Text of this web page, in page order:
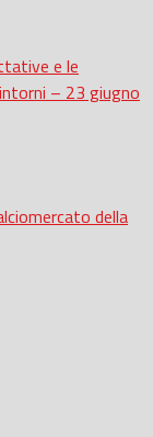
e le
– 23 giugno
della